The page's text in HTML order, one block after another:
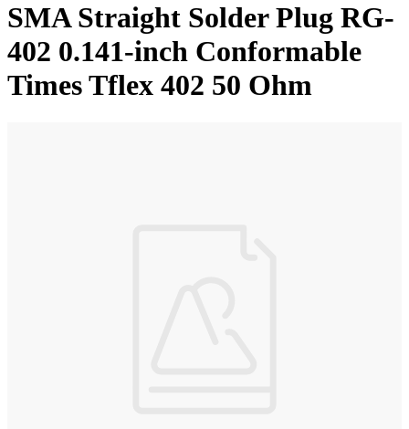
SMA Straight Solder Plug RG-
402 0.141-inch Conformable
Times Tflex 402 50 Ohm